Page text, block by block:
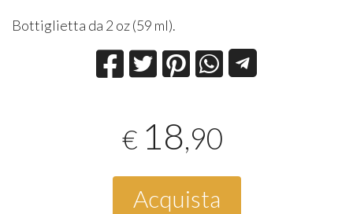
Bottiglietta da 2 oz (59 ml).
€ 18,90
Acquista